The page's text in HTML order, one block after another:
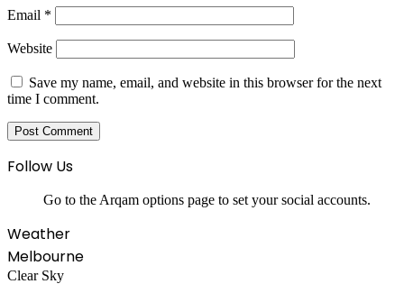
Email *
Website
Save my name, email, and website in this browser for the next
time I comment.
Follow Us
Go to the Arqam options page to set your social accounts.
Weather
Melbourne
Clear Sky